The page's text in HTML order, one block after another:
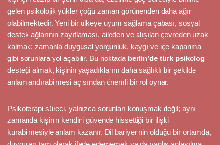
gelen psikolojik yükler çoğu zaman görünenden daha ağır
olabilmektedir. Yeni bir ülkeye uyum sağlama çabası, sosyal
destek ağlarının zayıflaması, aileden ve alışılan çevreden uzak
kalmak; zamanla duygusal yorgunluk, kaygı ve içe kapanma
gibi sorunlara yol açabilir. Bu noktada berlin’de türk psikolog
desteği almak, kişinin yaşadıklarını daha sağlıklı bir şekilde
anlamlandırabilmesi açısından önemli bir rol oynar.
Psikoterapi süreci, yalnızca sorunları konuşmak değil; aynı
zamanda kişinin kendini güvende hissettiği bir ilişki
kurabilmesiyle anlam kazanır. Dil bariyerinin olduğu bir ortamda,